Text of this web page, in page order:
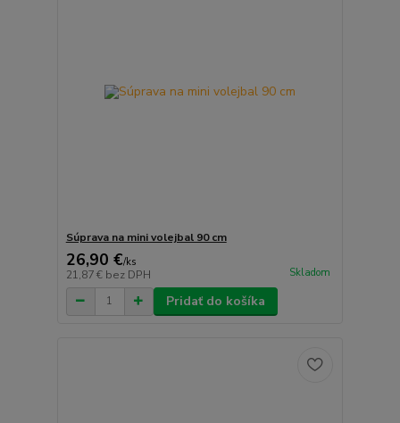
Súprava na mini volejbal 90 cm
26,90 €/ks
21,87 € bez DPH Skladom
Pridať do košíka